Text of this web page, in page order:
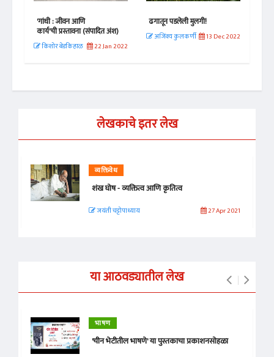
'गांधी : जीवन आणि
कार्य'ची प्रस्तावना (संपादित अंश)
किशोर बेडकिहाळ 22 Jan 2022
ढगातून पडलेली मुलगी!
अजिंक्य कुलकर्णी 13 Dec 2022
लेखकाचे इतर लेख
व्यक्तिवेध
शंख घोष - व्यक्तित्व आणि कृतित्व
जयंती चट्टोपाध्याय 27 Apr 2021
या आठवड्यातील लेख
भाषण
'चीन भेटीतील भाषणे' या पुस्तकाचा प्रकाशनसोहळा